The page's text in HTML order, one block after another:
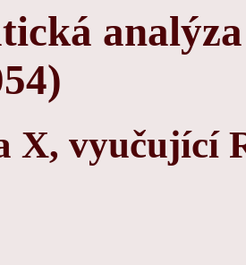
X, vyučující